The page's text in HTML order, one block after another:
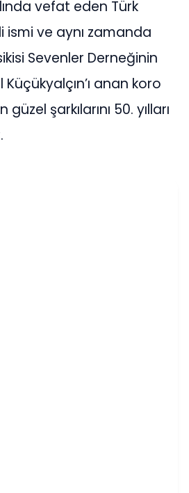
vefat eden Türk
ismi ve aynı zamanda
Sevenler Derneğinin
anan koro
şarkılarını 50. yılları